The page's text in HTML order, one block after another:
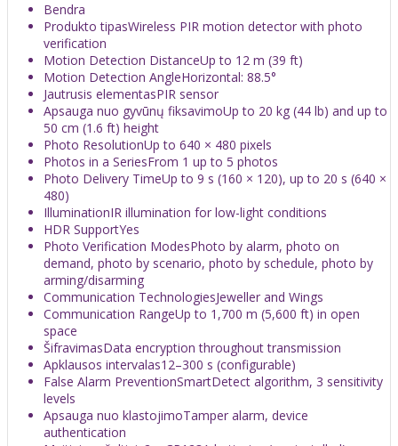
Bendra
Produkto tipasWireless PIR motion detector with photo
verification
Motion Detection DistanceUp to 12 m (39 ft)
Motion Detection AngleHorizontal: 88.5°
Jautrusis elementasPIR sensor
Apsauga nuo gyvūnų fiksavimoUp to 20 kg (44 lb) and up to
50 cm (1.6 ft) height
Photo ResolutionUp to 640 × 480 pixels
Photos in a SeriesFrom 1 up to 5 photos
Photo Delivery TimeUp to 9 s (160 × 120), up to 20 s (640 ×
480)
IlluminationIR illumination for low-light conditions
HDR SupportYes
Photo Verification ModesPhoto by alarm, photo on
demand, photo by scenario, photo by schedule, photo by
arming/disarming
Communication TechnologiesJeweller and Wings
Communication RangeUp to 1,700 m (5,600 ft) in open
space
ŠifravimasData encryption throughout transmission
Apklausos intervalas12–300 s (configurable)
False Alarm PreventionSmartDetect algorithm, 3 sensitivity
levels
Apsauga nuo klastojimoTamper alarm, device
authentication